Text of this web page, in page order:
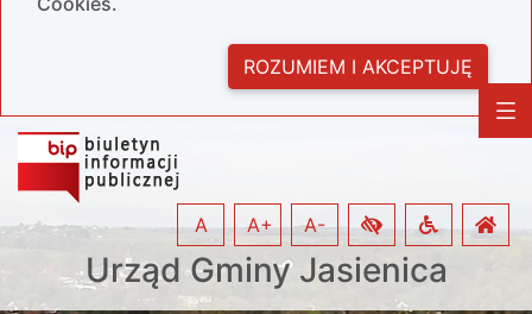
ROZUMIEM I AKCEPTUJĘ
Urząd Gminy Jasienica
A A+ A-